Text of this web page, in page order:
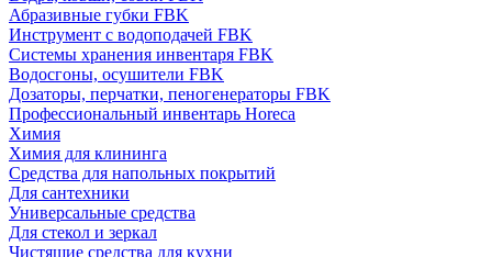
Абразивные губки FBK
Инструмент с водоподачей FBK
Системы хранения инвентаря FBK
Водосгоны, осушители FBK
Дозаторы, перчатки, пеногенераторы FBK
Профессиональный инвентарь Horeca
Химия
Химия для клининга
Средства для напольных покрытий
Для сантехники
Универсальные средства
Для стекол и зеркал
Чистящие средства для кухни